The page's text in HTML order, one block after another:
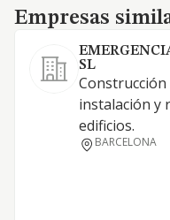
Empresas similares
Empresas
SL
Construcción
instalación y
edificios.
BARCELONA